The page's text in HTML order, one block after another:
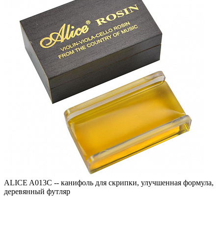
ALICE A013C -- канифоль для скрипки, улучшенная формула,
деревянный футляр